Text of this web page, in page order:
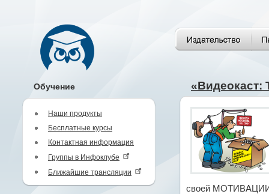
Обучение
Наши продукты
Бесплатные курсы
Контактная информация
Группы в Инфоклубе
Ближайшие трансляции
«Видеокаст:
своей